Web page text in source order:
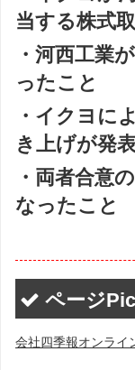
当する株式
・河西工業
ったこと
・イクヨに
き上げが発
・両者合意
なったこと
ページ
会社四季報オンライ